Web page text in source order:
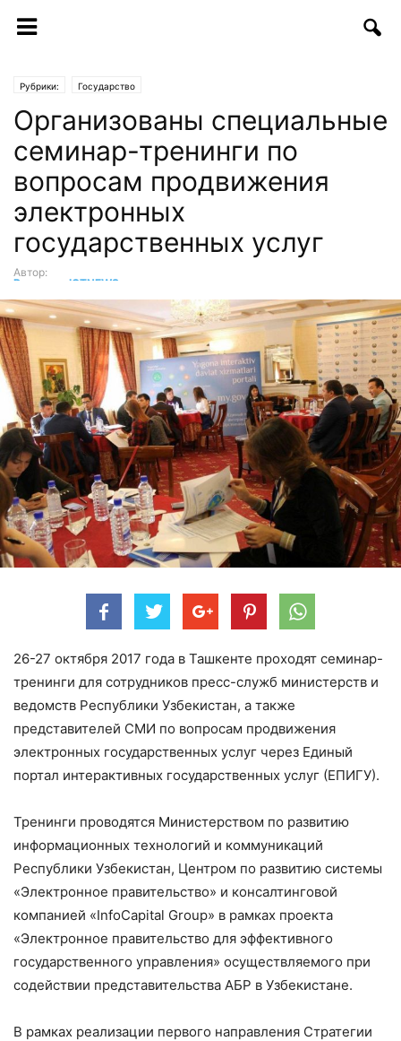
Рубрики: Государство
Организованы специальные
семинар-тренинги по
вопросам продвижения
электронных
государственных услуг
Автор:
Редакция ICTNEWS
26-27 октября 2017 года в Ташкенте проходят семинар-
тренинги для сотрудников пресс-служб министерств и
ведомств Республики Узбекистан, а также
представителей СМИ по вопросам продвижения
электронных государственных услуг через Единый
портал интерактивных государственных услуг (ЕПИГУ).
Тренинги проводятся Министерством по развитию
информационных технологий и коммуникаций
Республики Узбекистан, Центром по развитию системы
«Электронное правительство» и консалтинговой
компанией «InfoCapital Group» в рамках проекта
«Электронное правительство для эффективного
государственного управления» осуществляемого при
содействии представительства АБР в Узбекистане.
В рамках реализации первого направления Стратегии